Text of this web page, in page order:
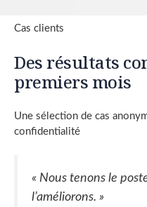
Cas clients
Des résultats
premiers mois
Une sélection de cas
confidentialité
« Nous tenons le
l’améliorons. »